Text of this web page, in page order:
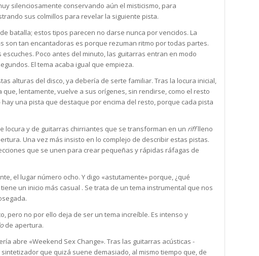
silenciosamente conservando aún el misticismo, para
sus colmillos para revelar la siguiente pista.
batalla; estos tipos parecen no darse nunca por vencidos. La
son tan encantadoras es porque rezuman ritmo por todas partes.
Poco antes del minuto, las guitarras entran en modo
El tema acaba igual que empieza.
alturas del disco, ya debería de serte familiar. Tras la locura inicial,
lentamente, vuelve a sus orígenes, sin rendirse, como el resto
una pista que destaque por encima del resto, porque cada pista
locura y de guitarras chirriantes que se transforman en un rifflleno
Una vez más insisto en lo complejo de describir estas pistas.
que se unen para crear pequeñas y rápidas ráfagas de
el lugar número ocho. Y digo «astutamente» porque, ¿qué
un inicio más casual . Se trata de un tema instrumental que nos
pero no por ello deja de ser un tema increíble. Es intenso y
de apertura.
abre «Weekend Sex Change». Tras las guitarras acústicas -
que quizá suene demasiado, al mismo tiempo que, de